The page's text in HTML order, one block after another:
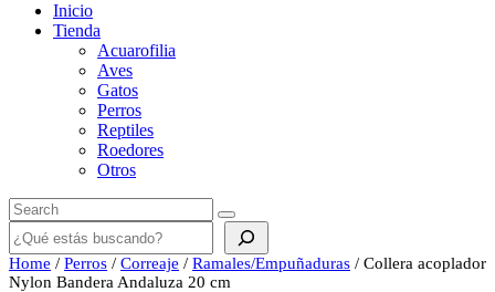
Inicio
Tienda
Acuarofilia
Aves
Gatos
Perros
Reptiles
Roedores
Otros
Buscar
Home / Perros / Correaje / Ramales/Empuñaduras / Collera acoplador
Nylon Bandera Andaluza 20 cm